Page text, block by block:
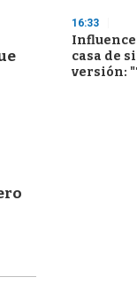
16:33
casa de
versión: